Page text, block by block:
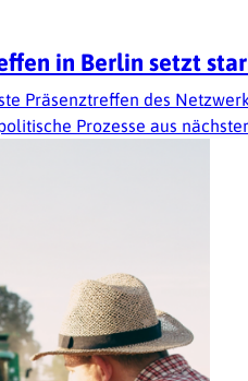
in Berlin setzt
Präsenztreffen des
Prozesse aus